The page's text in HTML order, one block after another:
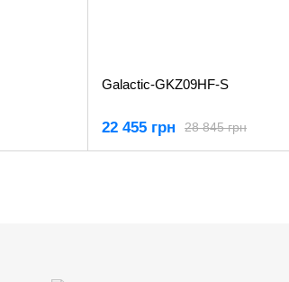
Galactic-GKZ09HF-S
28 845 грн
22 455 грн